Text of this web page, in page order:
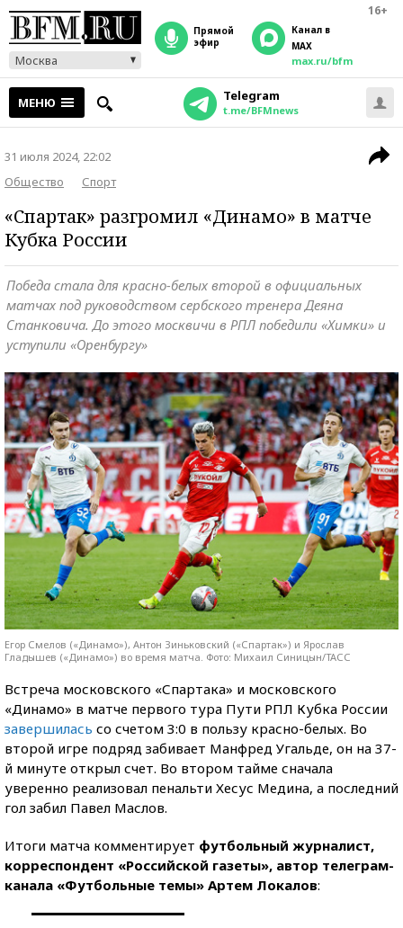
16+
Москва
прямой
эфир
Канал в
MAX
max.ru/bfm
МЕНЮ Telegram
t.me/BFMnews
31 июля 2024, 22:02
Общество
Спорт
«Спартак» разгромил «Динамо» в матче
Кубка России
Победа стала для красно-белых второй в официальных
матчах под руководством сербского тренера Деяна
Станковича. До этого москвичи в РПЛ победили «Химки» и
уступили «Оренбургу»
Егор Смелов («Динамо»), Антон Зиньковский («Спартак») и Ярослав
Гладышев («Динамо») во время матча. Фото: Михаил Синицын/ТАСС
Встреча московского «Спартака» и московского
«Динамо» в матче первого тура Пути РПЛ Кубка России
завершилась со счетом 3:0 в пользу красно-белых. Во
второй игре подряд забивает Манфред Угальде, он на 37-
й минуте открыл счет. Во втором тайме сначала
уверенно реализовал пенальти Хесус Медина, а последний
гол забил Павел Маслов.
Итоги матча комментирует футбольный журналист,
корреспондент «Российской газеты», автор телеграм-
канала «Футбольные темы» Артем Локалов: